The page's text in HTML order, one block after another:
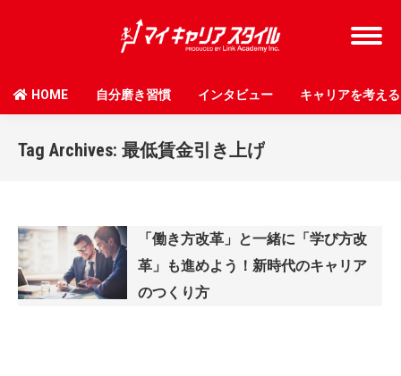
HOME 自分磨き習慣 インタビュー キャリアを考える
Tag Archives: 最低賃金引き上げ
「働き方改革」と一緒に「学び方改
革」も進めよう！新時代のキャリア
のつくり方